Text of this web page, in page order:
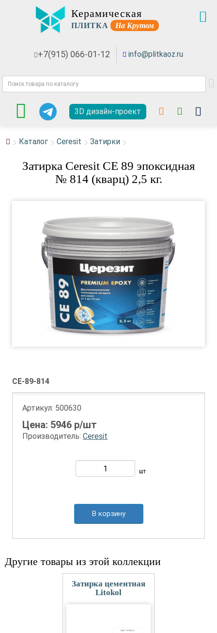
Керамическая
ПЛИТКА На Крутом
+7(915) 066-01-12 info@plitkaoz.ru
3D дизайн-проект
Каталог Ceresit Затирки
Затирка Ceresit СЕ 89 эпоксидная
№ 814 (кварц) 2,5 кг.
CE-89-814
Артикул: 500630
Цена: 5946 р/шт
Производитель: Ceresit
шт
В корзину
Другие товары из этой коллекции
Затирка цементная
Litokol